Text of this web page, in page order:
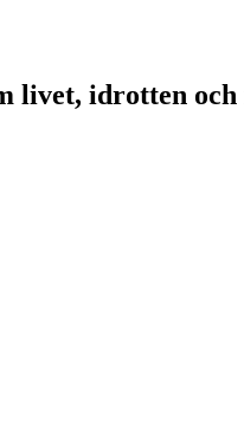
livet, idrotten och